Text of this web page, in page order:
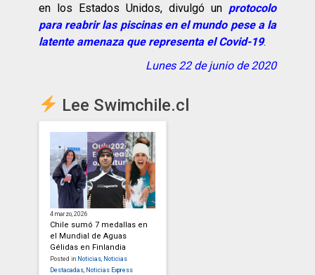
en los Estados Unidos, divulgó un protocolo
para reabrir las piscinas en el mundo pese a la
latente amenaza que representa el Covid-19.
Lunes 22 de junio de 2020
Lee Swimchile.cl
4 marzo, 2026
Chile sumó 7 medallas en
el Mundial de Aguas
Gélidas en Finlandia
Posted in Noticias, Noticias
Destacadas, Noticias Express